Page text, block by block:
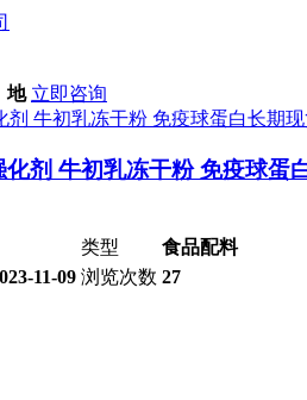
地 立即咨询
剂 牛初乳冻干粉 免疫球蛋
类型
食品配料
11-09 浏览次数 27